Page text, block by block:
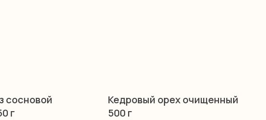
сосновой
г
Кедровый орех очищенный
500 г